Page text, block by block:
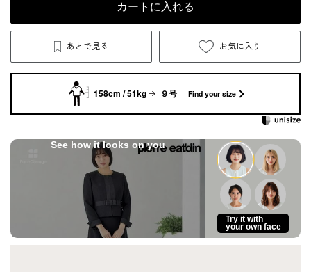
カートに入れる
あとで見る お気に入り
158cm / 51kg ９号 Find your size
See how it looks on you
Try it with
your own face